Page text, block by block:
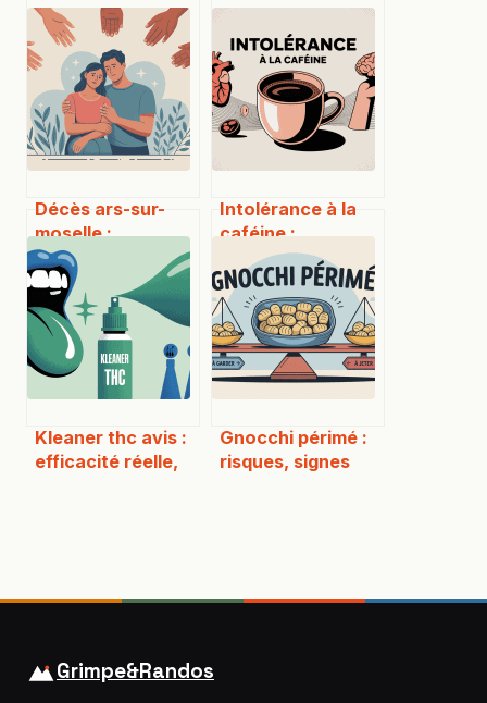
Décès ars-sur-
moselle :
démarches,
obsèques et
informations
locales
essentielles
Intolérance à la
caféine :
symptômes à
reconnaître et
erreurs à éviter
Kleaner thc avis :
efficacité réelle,
Gnocchi périmé :
risques, signes
Grimpe&Randos